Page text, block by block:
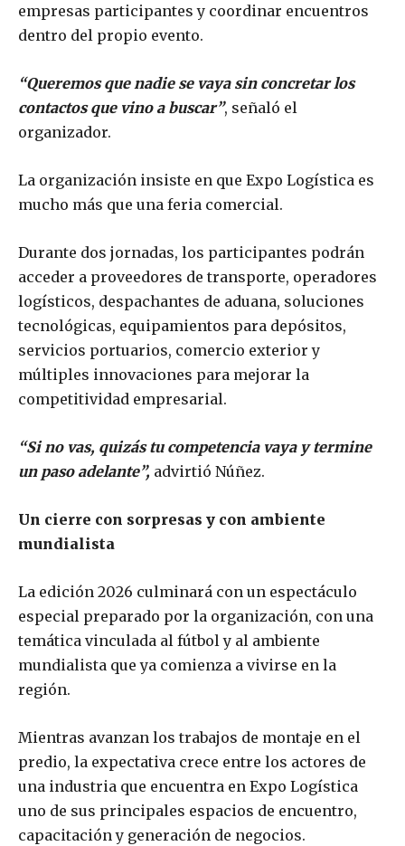
empresas participantes y coordinar encuentros
dentro del propio evento.
“Queremos que nadie se vaya sin concretar los
contactos que vino a buscar”, señaló el
organizador.
La organización insiste en que Expo Logística es
mucho más que una feria comercial.
Durante dos jornadas, los participantes podrán
acceder a proveedores de transporte, operadores
logísticos, despachantes de aduana, soluciones
tecnológicas, equipamientos para depósitos,
servicios portuarios, comercio exterior y
múltiples innovaciones para mejorar la
competitividad empresarial.
“Si no vas, quizás tu competencia vaya y termine
un paso adelante”, advirtió Núñez.
Un cierre con sorpresas y con ambiente
mundialista
La edición 2026 culminará con un espectáculo
especial preparado por la organización, con una
temática vinculada al fútbol y al ambiente
mundialista que ya comienza a vivirse en la
región.
Mientras avanzan los trabajos de montaje en el
predio, la expectativa crece entre los actores de
una industria que encuentra en Expo Logística
uno de sus principales espacios de encuentro,
capacitación y generación de negocios.